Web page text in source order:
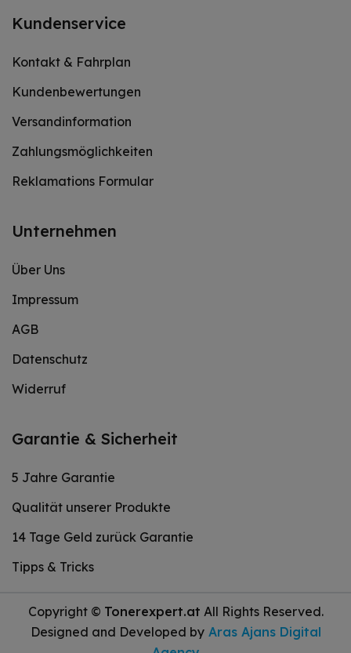
Kundenservice
Kontakt & Fahrplan
Kundenbewertungen
Versandinformation
Zahlungsmöglichkeiten
Reklamations Formular
Unternehmen
Über Uns
Impressum
AGB
Datenschutz
Widerruf
Garantie & Sicherheit
5 Jahre Garantie
Qualität unserer Produkte
14 Tage Geld zurück Garantie
Tipps & Tricks
Copyright © Tonerexpert.at All Rights Reserved.
Designed and Developed byAras Ajans Digital